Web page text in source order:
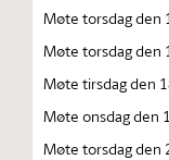
Møte torsdag den
Møte torsdag den
Møte tirsdag den
Møte onsdag den
Møte torsdag den